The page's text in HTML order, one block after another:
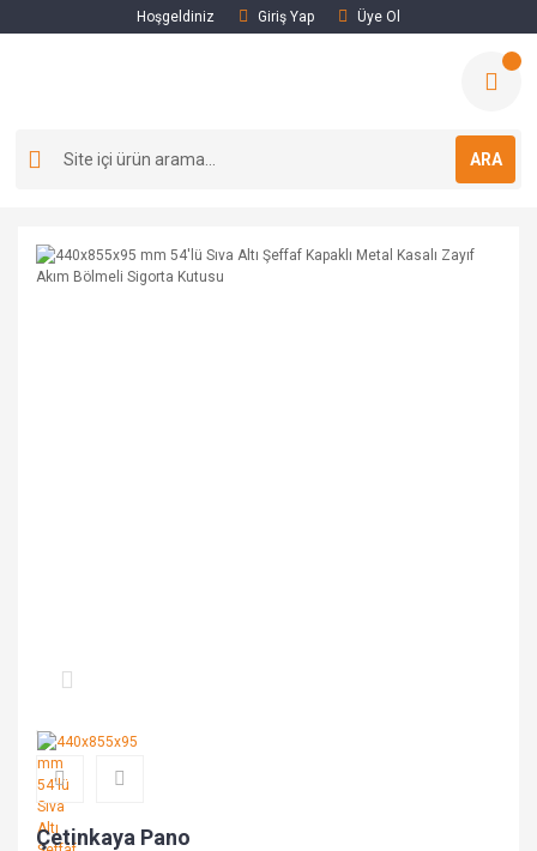
Hoşgeldiniz Giriş Yap Üye Ol
ARA
Çetinkaya Pano